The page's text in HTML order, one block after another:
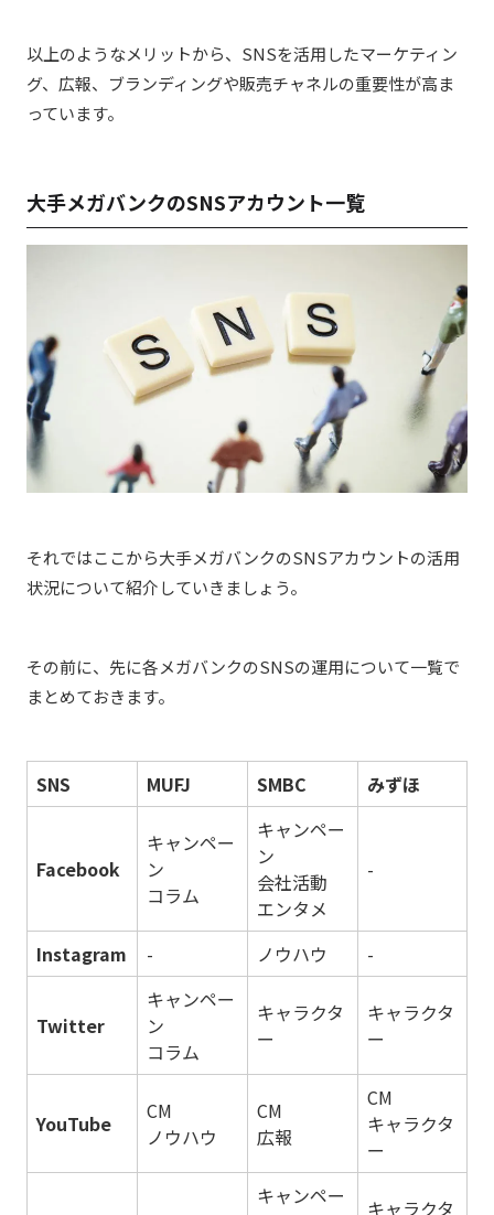
以上のようなメリットから、SNSを活用したマーケティン
グ、広報、ブランディングや販売チャネルの重要性が高ま
っています。
大手メガバンクのSNSアカウント一覧
それではここから大手メガバンクのSNSアカウントの活用
状況について紹介していきましょう。
その前に、先に各メガバンクのSNSの運用について一覧で
まとめておきます。
SNS MUFJ SMBC みずほ
Facebook
キャンペー
ン
コラム
キャンペー
ン
会社活動
エンタメ
-
Instagram - ノウハウ -
Twitter
キャンペー
ン
コラム
キャラクタ
ー
キャラクタ
ー
YouTube
CM
ノウハウ
CM
広報
CM
キャラクタ
ー
キャンペー
キャラクタ